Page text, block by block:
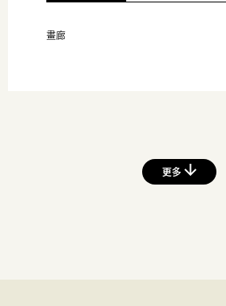
畫廊
更多